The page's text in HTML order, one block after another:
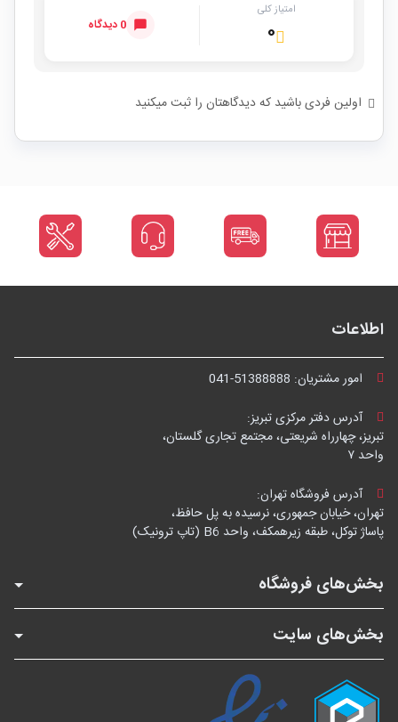
امتیاز کلی
۰ 0 دیدگاه
اولین فردی باشید که دیدگاهتان را ثبت میکنید
اطلاعات
امور مشتریان: 041-51388888
آدرس دفتر مرکزی تبریز:
تبریز، چهارراه شریعتی، مجتمع تجاری گلستان،
واحد ۷
آدرس فروشگاه تهران:
تهران، خیابان جمهوری، نرسیده به پل حافظ،
پاساژ توکل، طبقه زیرهمکف، واحد B6 (تاپ ترونیک)
بخش‌های فروشگاه
بخش‌های سایت